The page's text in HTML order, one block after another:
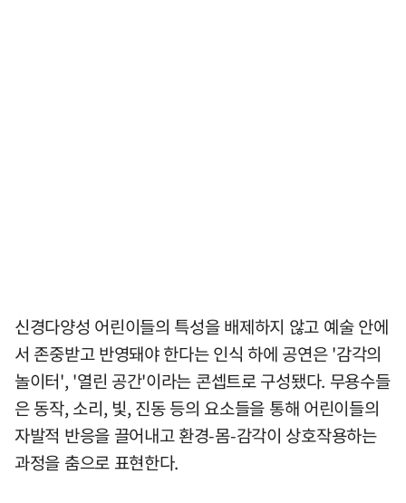
신경다양성 어린이들의 특성을 배제하지 않고 예술 안에
서 존중받고 반영돼야 한다는 인식 하에 공연은 '감각의
놀이터', '열린 공간'이라는 콘셉트로 구성됐다. 무용수들
은 동작, 소리, 빛, 진동 등의 요소들을 통해 어린이들의
자발적 반응을 끌어내고 환경-몸-감각이 상호작용하는
과정을 춤으로 표현한다.